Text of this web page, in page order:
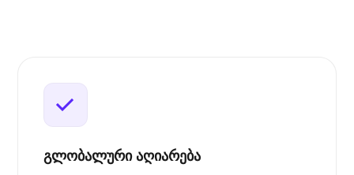
გლობალური აღიარება